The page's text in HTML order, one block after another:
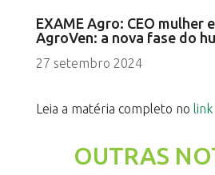
EXAME Agro: CEO mulher
AgroVen: a nova fase do
27 setembro 2024
Leia a matéria completo no link
OUTRAS